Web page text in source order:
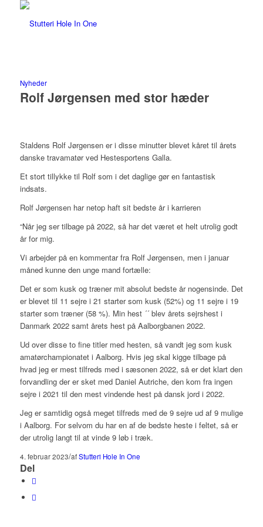
Nyheder
Rolf Jørgensen med stor hæder
Staldens Rolf Jørgensen er i disse minutter blevet kåret til årets
danske travamatør ved Hestesportens Galla.
Et stort tillykke til Rolf som i det daglige gør en fantastisk
indsats.
Rolf Jørgensen har netop haft sit bedste år i karrieren
“Når jeg ser tilbage på 2022, så har det været et helt utrolig godt
år for mig.
Vi arbejder på en kommentar fra Rolf Jørgensen, men i januar
måned kunne den unge mand fortælle:
Det er som kusk og træner mit absolut bedste år nogensinde. Det
er blevet til 11 sejre i 21 starter som kusk (52%) og 11 sejre i 19
starter som træner (58 %). Min hest ´´ blev årets sejrshest i
Danmark 2022 samt årets hest på Aalborgbanen 2022.
Ud over disse to fine titler med hesten, så vandt jeg som kusk
amatørchampionatet i Aalborg. Hvis jeg skal kigge tilbage på
hvad jeg er mest tilfreds med i sæsonen 2022, så er det klart den
forvandling der er sket med Daniel Autriche, den kom fra ingen
sejre i 2021 til den mest vindende hest på dansk jord i 2022.
Jeg er samtidig også meget tilfreds med de 9 sejre ud af 9 mulige
i Aalborg. For selvom du har en af de bedste heste i feltet, så er
der utrolig langt til at vinde 9 løb i træk.
4. februar 2023/afStutteri Hole In One
Del